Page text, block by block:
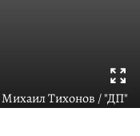
Михаил Тихонов / "ДП"